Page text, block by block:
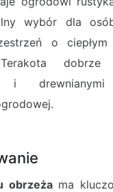
wybór dla
o
dobrze
i drewnianymi
obrzeżama